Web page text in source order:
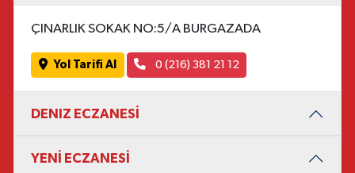
ÇINARLIK SOKAK NO:5/A BURGAZADA
Yol Tarifi Al 0 (216) 381 21 12
DENIZ ECZANESİ
YENİ ECZANESİ